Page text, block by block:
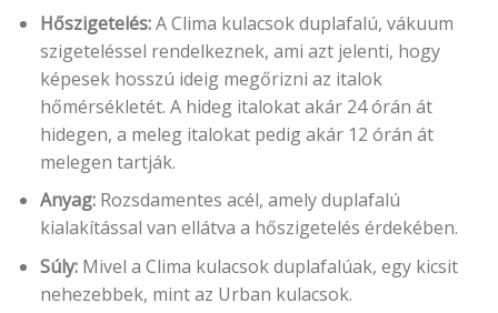
Hőszigetelés:A Clima kulacsok duplafalú, vákuum
szigeteléssel rendelkeznek, ami azt jelenti, hogy
képesek hosszú ideig megőrizni az italok
hőmérsékletét. A hideg italokat akár 24 órán át
hidegen, a meleg italokat pedig akár 12 órán át
melegen tartják.
Anyag:Rozsdamentes acél, amely duplafalú
kialakítással van ellátva a hőszigetelés érdekében.
Súly:Mivel a Clima kulacsok duplafalúak, egy kicsit
nehezebbek, mint az Urban kulacsok.